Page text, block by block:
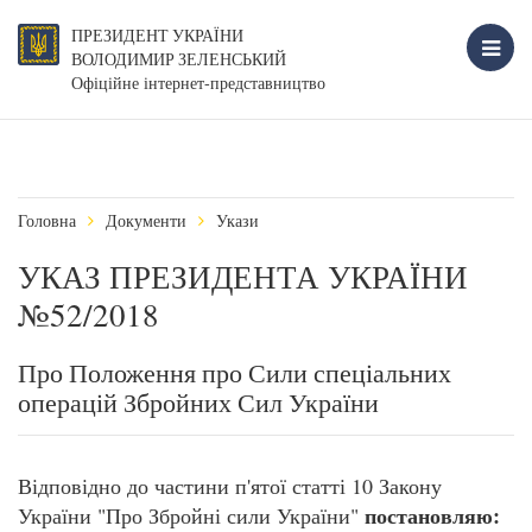
ПРЕЗИДЕНТ УКРАЇНИ
ВОЛОДИМИР ЗЕЛЕНСЬКИЙ
Офіційне інтернет-представництво
Головна Документи Укази
УКАЗ ПРЕЗИДЕНТА УКРАЇНИ
№52/2018
Про Положення про Сили спеціальних
операцій Збройних Сил України
Відповідно до частини п'ятої статті 10 Закону
України "Про Збройні сили України" постановляю: